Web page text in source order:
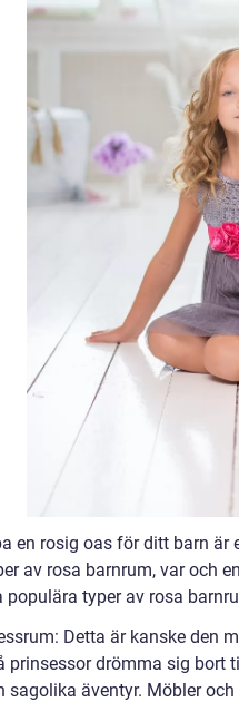
en rosig oas för ditt barn är
av rosa barnrum, var och
populära typer av rosa
Detta är kanske den
prinsessor drömma sig bort
sagolika äventyr. Möbler